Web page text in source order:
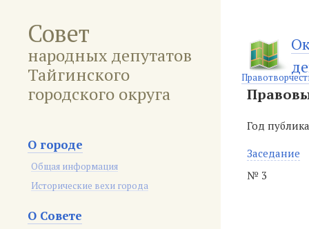
Совет
народных депутатов
Тайгинского
городского округа
О городе
Общая информация
Исторические вехи города
О Совете
Год
Заседание
№ 3